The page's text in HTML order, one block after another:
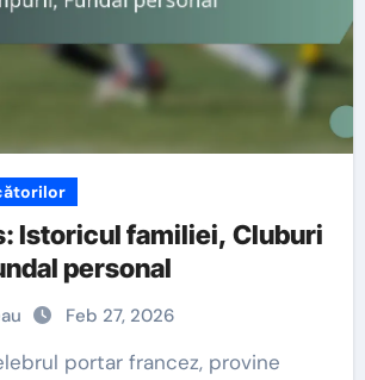
Istoricul familiei, Cluburi
personal
Feb 27, 2026